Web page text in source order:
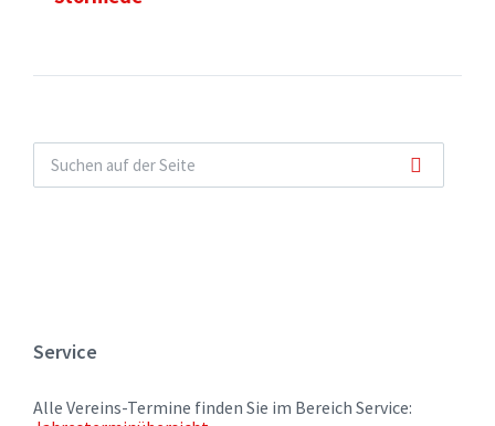
Service
Alle Vereins-Termine finden Sie im Bereich Service: